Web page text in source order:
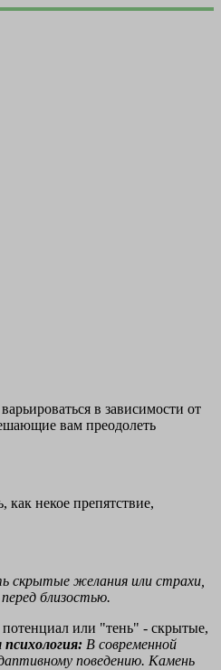
в зависимости от
вам преодолеть
некое препятствие,
скрытые желания или страхи,
близостью.
или "тень" - скрытые,
В современной
поведению. Камень